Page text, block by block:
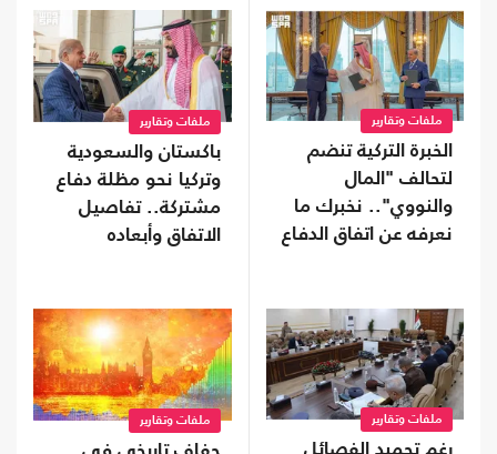
ملفات وتقارير
الخبرة التركية تنضم
لتحالف "المال
والنووي".. نخبرك ما
نعرفه عن اتفاق الدفاع
ملفات وتقارير
باكستان والسعودية
وتركيا نحو مظلة دفاع
مشتركة.. تفاصيل
الاتفاق وأبعاده
ملفات وتقارير
رغم تجميد الفصائل
ملفات وتقارير